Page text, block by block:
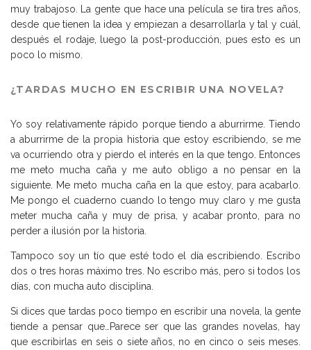
muy trabajoso. La gente que hace una película se tira tres años,
desde que tienen la idea y empiezan a desarrollarla y tal y cuál,
después el rodaje, luego la post-producción, pues esto es un
poco lo mismo.
¿TARDAS MUCHO EN ESCRIBIR UNA NOVELA?
Yo soy relativamente rápido porque tiendo a aburrirme. Tiendo
a aburrirme de la propia historia que estoy escribiendo, se me
va ocurriendo otra y pierdo el interés en la que tengo. Entonces
me meto mucha caña y me auto obligo a no pensar en la
siguiente. Me meto mucha caña en la que estoy, para acabarlo.
Me pongo el cuaderno cuando lo tengo muy claro y me gusta
meter mucha caña y muy de prisa, y acabar pronto, para no
perder a ilusión por la historia.
Tampoco soy un tío que esté todo el día escribiendo. Escribo
dos o tres horas máximo tres. No escribo más, pero si todos los
días, con mucha auto disciplina.
Si dices que tardas poco tiempo en escribir una novela, la gente
tiende a pensar que…Parece ser que las grandes novelas, hay
que escribirlas en seis o siete años, no en cinco o seis meses.